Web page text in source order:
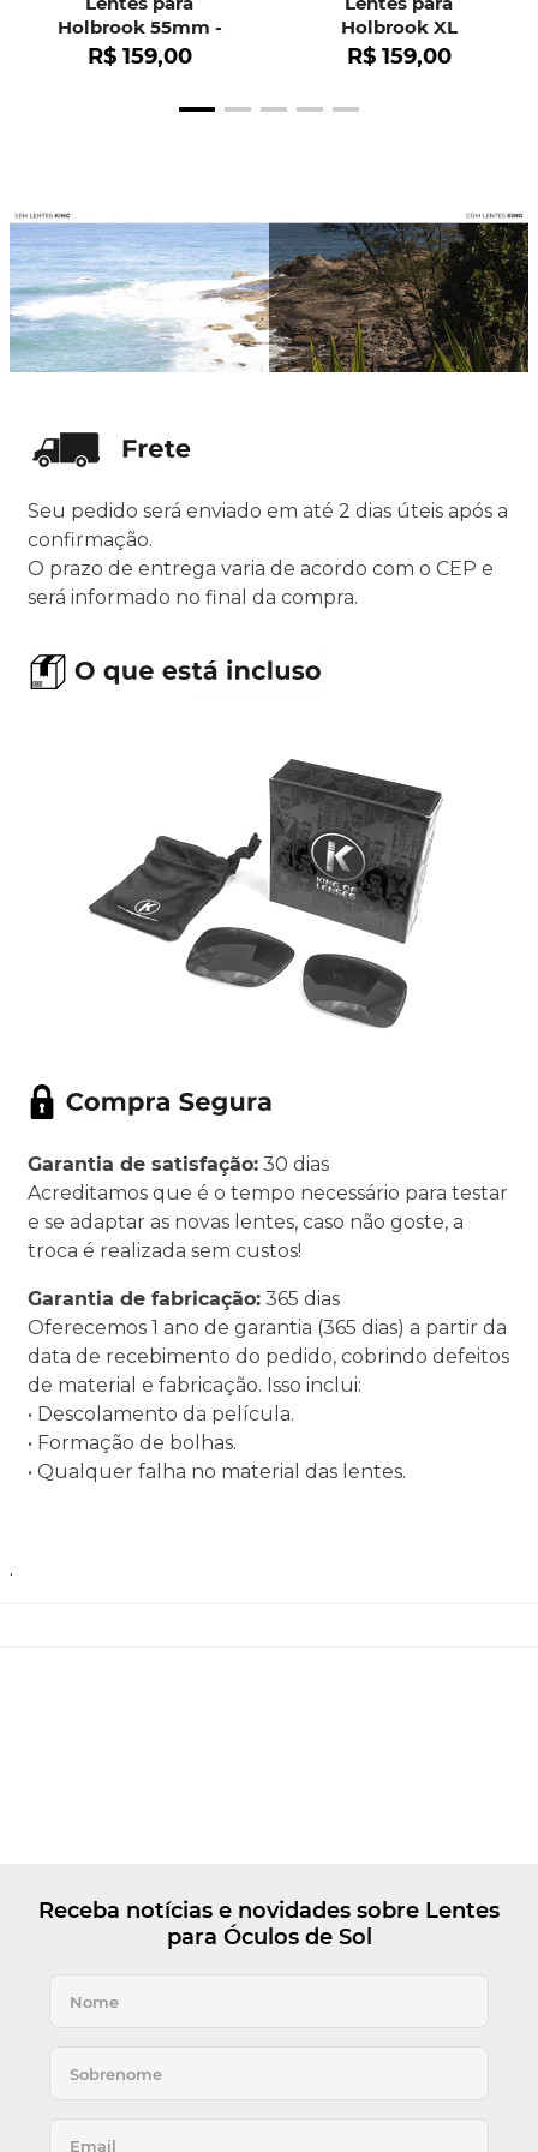
Holbrook 55mm -
OO9102
R$ 159,00
Holbrook XL
R$ 159,00
Seu pedido será enviado em até 2 dias úteis após a
confirmação.
O prazo de entrega varia de acordo com o CEP e
será informado no final da compra.
Garantia de satisfação: 30 dias
Acreditamos que é o tempo necessário para testar
e se adaptar as novas lentes, caso não goste, a
troca é realizada sem custos!
Garantia de fabricação: 365 dias
Oferecemos 1 ano de garantia (365 dias) a partir da
data de recebimento do pedido, cobrindo defeitos
de material e fabricação. Isso inclui:
• Descolamento da película.
• Formação de bolhas.
• Qualquer falha no material das lentes.
.
Receba notícias e novidades sobre Lentes
para Óculos de Sol